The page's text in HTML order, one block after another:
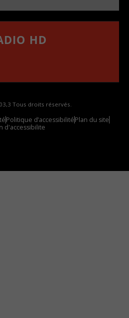
HD
Tous droits réservés.
Politique d’accessibilitéPlan du site
d'accessibilite